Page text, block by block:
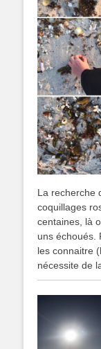
La recherche
coquillages
centaines, là
uns échoués.
les connaitre
nécessite de